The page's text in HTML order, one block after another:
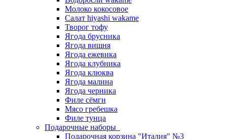
Молоко кокосовое
Салат hiyashi wakame
Творог тофу
Ягода брусника
Ягода вишня
Ягода ежевика
Ягода клубника
Ягода клюква
Ягода малина
Ягода черника
Филе сёмги
Мясо гребешка
Филе тунца
Подарочные наборы
Подарочная корзина "Италия" №3